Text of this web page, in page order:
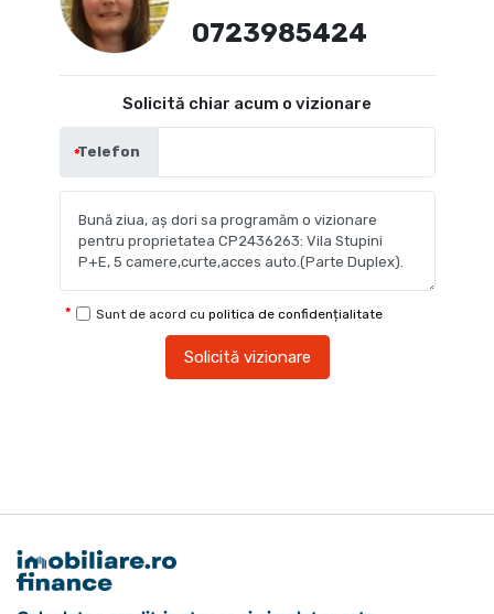
0723985424
Solicită chiar acum o vizionare
Telefon
Sunt de acord cu politica de confidențialitate
Solicită vizionare